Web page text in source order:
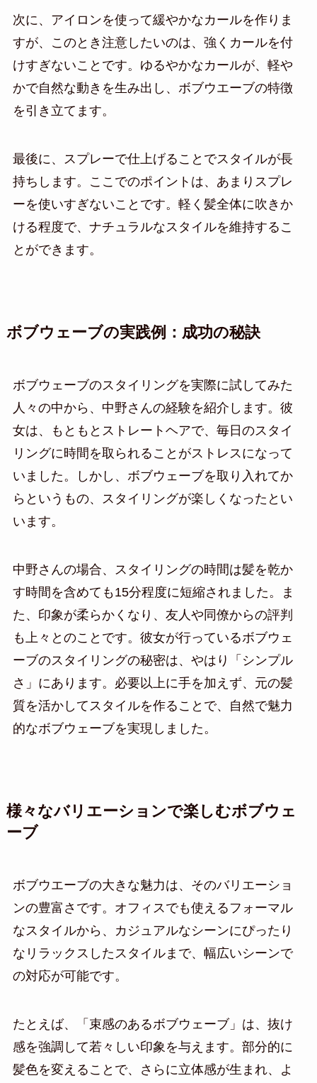
次に、アイロンを使って緩やかなカールを作りま
すが、このとき注意したいのは、強くカールを付
けすぎないことです。ゆるやかなカールが、軽や
かで自然な動きを生み出し、ボブウエーブの特徴
を引き立てます。
最後に、スプレーで仕上げることでスタイルが長
持ちします。ここでのポイントは、あまりスプレ
ーを使いすぎないことです。軽く髪全体に吹きか
ける程度で、ナチュラルなスタイルを維持するこ
とができます。
ボブウェーブの実践例：成功の秘訣
ボブウェーブのスタイリングを実際に試してみた
人々の中から、中野さんの経験を紹介します。彼
女は、もともとストレートヘアで、毎日のスタイ
リングに時間を取られることがストレスになって
いました。しかし、ボブウェーブを取り入れてか
らというもの、スタイリングが楽しくなったとい
います。
中野さんの場合、スタイリングの時間は髪を乾か
す時間を含めても15分程度に短縮されました。ま
た、印象が柔らかくなり、友人や同僚からの評判
も上々とのことです。彼女が行っているボブウェ
ーブのスタイリングの秘密は、やはり「シンプル
さ」にあります。必要以上に手を加えず、元の髪
質を活かしてスタイルを作ることで、自然で魅力
的なボブウェーブを実現しました。
様々なバリエーションで楽しむボブウェ
ーブ
ボブウエーブの大きな魅力は、そのバリエーショ
ンの豊富さです。オフィスでも使えるフォーマル
なスタイルから、カジュアルなシーンにぴったり
なリラックスしたスタイルまで、幅広いシーンで
の対応が可能です。
たとえば、「束感のあるボブウェーブ」は、抜け
感を強調して若々しい印象を与えます。部分的に
髪色を変えることで、さらに立体感が生まれ、よ